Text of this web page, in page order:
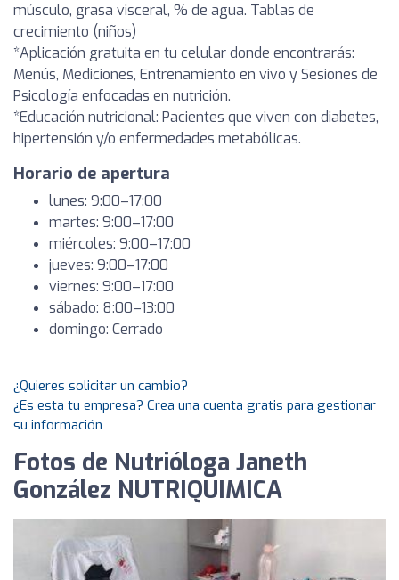
músculo, grasa visceral, % de agua. Tablas de
crecimiento (niños)
*Aplicación gratuita en tu celular donde encontrarás:
Menús, Mediciones, Entrenamiento en vivo y Sesiones de
Psicología enfocadas en nutrición.
*Educación nutricional: Pacientes que viven con diabetes,
hipertensión y/o enfermedades metabólicas.
Horario de apertura
lunes: 9:00–17:00
martes: 9:00–17:00
miércoles: 9:00–17:00
jueves: 9:00–17:00
viernes: 9:00–17:00
sábado: 8:00–13:00
domingo: Cerrado
¿Quieres solicitar un cambio?
¿Es esta tu empresa? Crea una cuenta gratis para gestionar
su información
Fotos de Nutrióloga Janeth
González NUTRIQUIMICA